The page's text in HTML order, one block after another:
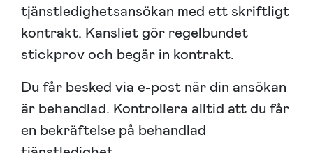
tjänstledighetsansökan med ett skriftligt
kontrakt. Kansliet gör regelbundet
stickprov och begär in kontrakt.
Du får besked via e-post när din ansökan
är behandlad. Kontrollera alltid att du får
en bekräftelse på behandlad